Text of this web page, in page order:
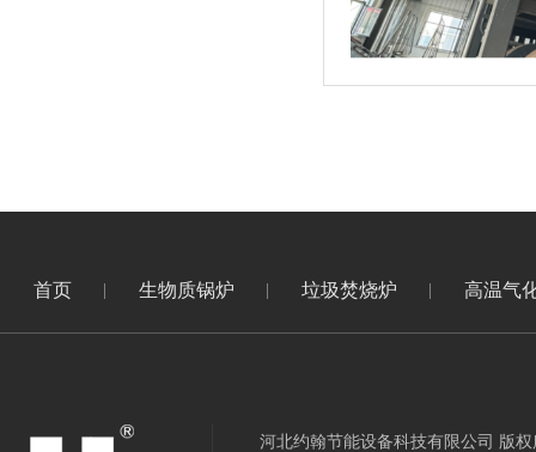
首页 生物质锅炉 垃圾焚烧炉 高温气
河北约翰节能设备科技有限公司 版权